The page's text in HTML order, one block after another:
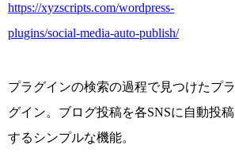
https://xyzscripts.com/wordpress-
plugins/social-media-auto-publish/
プラグインの検索の過程で見つけたプラ
グイン。ブログ投稿を各SNSに自動投稿
するシンプルな機能。